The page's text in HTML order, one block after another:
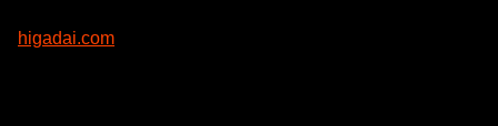
higadai.com